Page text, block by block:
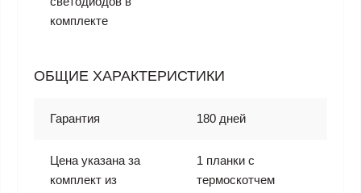
комплекте
ОБЩИЕ ХАРАКТЕРИСТИКИ
Гарантия 180 дней
Цена указана за
комплект из
1 планки с
термоскотчем